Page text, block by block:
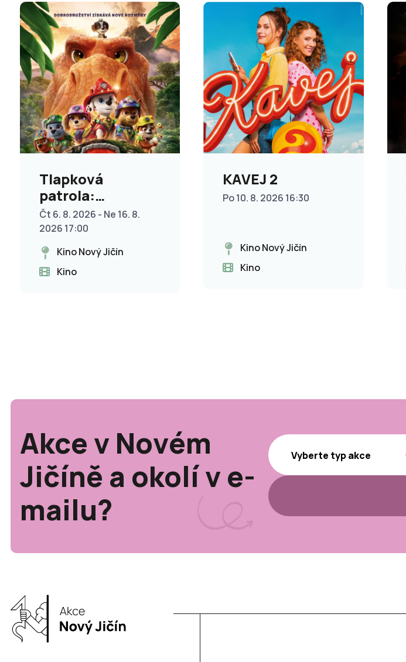
Tlapková
patrola:
Dinosauří film
Čt 6. 8. 2026 - Ne 16. 8.
2026 17:00
Kino Nový Jičín
Kino
KAVEJ 2
Po 10. 8. 2026 16:30
Kino Nový Jičín
Kino
Akce v Novém
Jičíně a okolí v e-
mailu?